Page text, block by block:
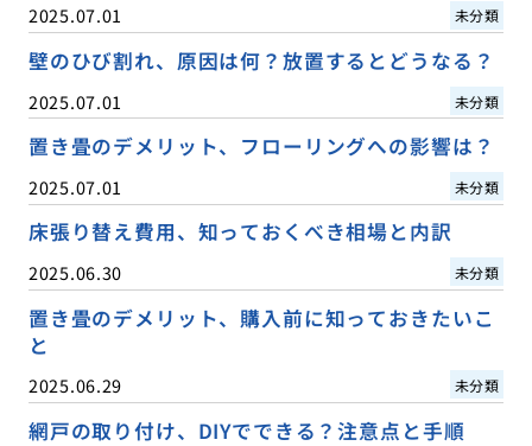
2025.07.01 未分類
壁のひび割れ、原因は何？放置するとどうなる？
2025.07.01 未分類
置き畳のデメリット、フローリングへの影響は？
2025.07.01 未分類
床張り替え費用、知っておくべき相場と内訳
2025.06.30 未分類
置き畳のデメリット、購入前に知っておきたいこ
と
2025.06.29 未分類
網戸の取り付け、DIYでできる？注意点と手順